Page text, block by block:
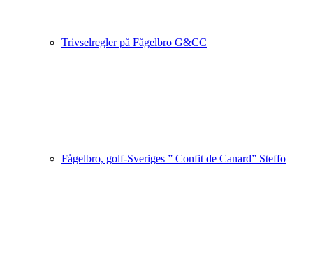
Trivselregler på Fågelbro G&CC
Fågelbro, golf-Sveriges ” Confit de Canard” Steffo